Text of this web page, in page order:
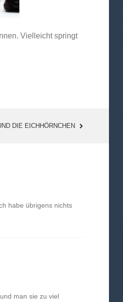
Vielleicht springt
DIE EICHHÖRNCHEN
habe übrigens nichts
man sie zu viel